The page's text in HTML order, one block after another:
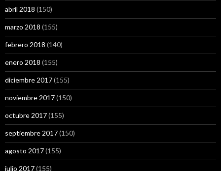
abril 2018 (150)
marzo 2018 (155)
febrero 2018 (140)
enero 2018 (155)
diciembre 2017(155)
noviembre 2017(150)
octubre 2017(155)
septiembre 2017(150)
agosto 2017(155)
julio 2017(155)